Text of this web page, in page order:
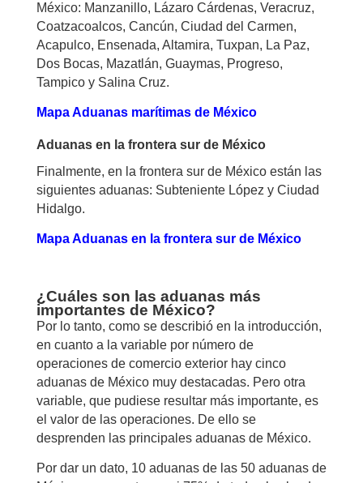
México: Manzanillo, Lázaro Cárdenas, Veracruz,
Coatzacoalcos, Cancún, Ciudad del Carmen,
Acapulco, Ensenada, Altamira, Tuxpan, La Paz,
Dos Bocas, Mazatlán, Guaymas, Progreso,
Tampico y Salina Cruz.
Mapa Aduanas marítimas de México
Aduanas en la frontera sur de México
Finalmente, en la frontera sur de México están las
siguientes aduanas: Subteniente López y Ciudad
Hidalgo.
Mapa Aduanas en la frontera sur de México
¿Cuáles son las aduanas más
importantes de México?
Por lo tanto, como se describió en la introducción,
en cuanto a la variable por número de
operaciones de comercio exterior hay cinco
aduanas de México muy destacadas. Pero otra
variable, que pudiese resultar más importante, es
el valor de las operaciones. De ello se
desprenden las principales aduanas de México.
Por dar un dato, 10 aduanas de las 50 aduanas de